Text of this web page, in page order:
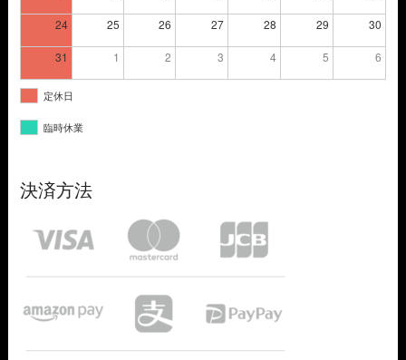
24 25 26 27 28 29 30
31 1 2 3 4 5 6
定休日
臨時休業
決済方法